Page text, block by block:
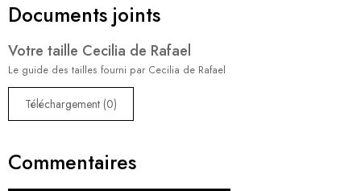
Documents joints
Votre taille Cecilia de Rafael
Le guide des tailles fourni par Cecilia de Rafael
Téléchargement (0)
Commentaires